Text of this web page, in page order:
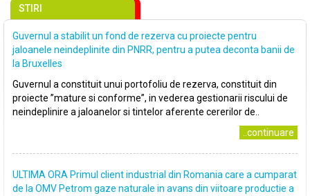
STIRI
Guvernul a stabilit un fond de rezerva cu proiecte pentru
jaloanele neindeplinite din PNRR, pentru a putea deconta banii de
la Bruxelles
Guvernul a constituit unui portofoliu de rezerva, constituit din
proiecte ”mature si conforme”, in vederea gestionarii riscului de
neindeplinire a jaloanelor si tintelor aferente cererilor de..
..continuare
ULTIMA ORA Primul client industrial din Romania care a cumparat
de la OMV Petrom gaze naturale in avans din viitoare productie a